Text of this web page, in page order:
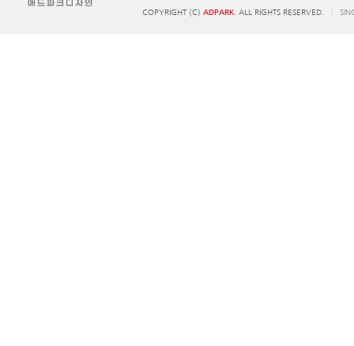
COPYRIGHT (C) ADPARK . ALL RIGHTS RESERVED.